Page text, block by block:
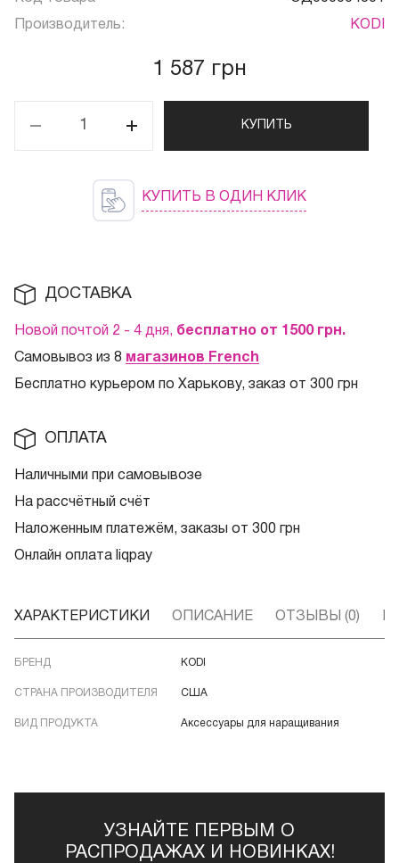
Производитель: KODI
1 587 грн
КУПИТЬ
КУПИТЬ В ОДИН КЛИК
ДОСТАВКА
Новой почтой 2 - 4 дня, бесплатно от 1500 грн.
Самовывоз из 8 магазинов French
Бесплатно курьером по Харькову, заказ от 300 грн
ОПЛАТА
Наличными при самовывозе
На рассчётный счёт
Наложенным платежём, заказы от 300 грн
Онлайн оплата liqpay
ХАРАКТЕРИСТИКИ ОПИСАНИЕ ОТЗЫВЫ (0)
БРЕНД KODI
СТРАНА ПРОИЗВОДИТЕЛЯ США
ВИД ПРОДУКТА Аксессуары для наращивания
УЗНАЙТЕ ПЕРВЫМ О
РАСПРОДАЖАХ И НОВИНКАХ!